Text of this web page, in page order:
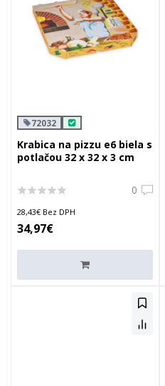
72032
Krabica na pizzu e6 biela s
potlačou 32 x 32 x 3 cm
0
28,43€ Bez DPH
34,97€